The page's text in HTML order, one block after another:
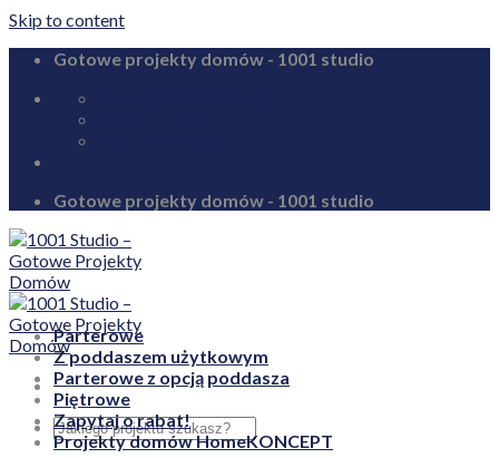
Skip to content
Gotowe projekty domów - 1001 studio
Gotowe projekty domów - 1001 studio
Parterowe
Z poddaszem użytkowym
Parterowe z opcją poddasza
Piętrowe
Zapytaj o rabat!
Projekty domów HomeKONCEPT